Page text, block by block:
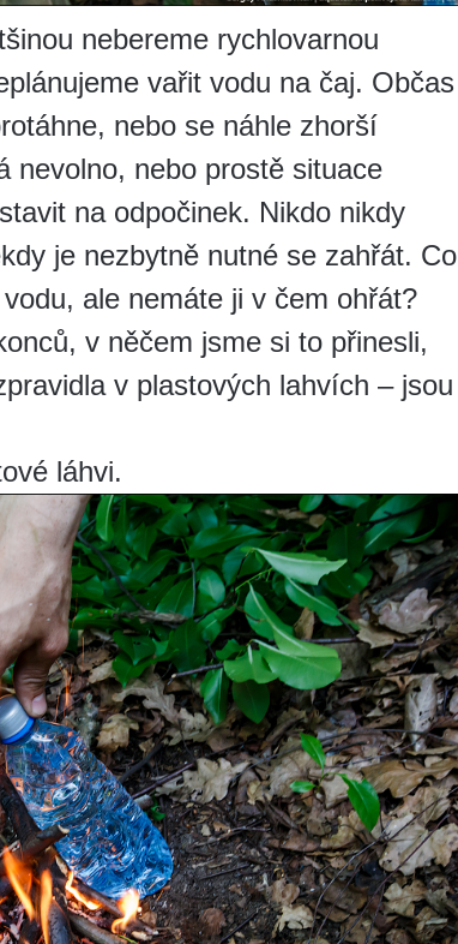
nebereme rychlovarnou
vařit vodu na čaj. Občas
nebo se náhle zhorší
nevolno, nebo prostě situace
na odpočinek. Nikdo nikdy
je nezbytně nutné se zahřát. Co
ale nemáte ji v čem ohřát?
v něčem jsme si to přinesli,
v plastových lahvích – jsou
láhvi.